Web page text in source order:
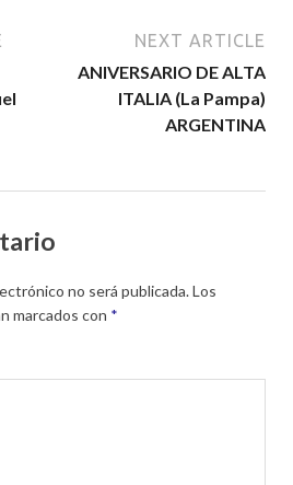
NEXT ARTICLE
ANIVERSARIO DE ALTA
ITALIA (La Pampa)
ARGENTINA
no será publicada.Los
marcados con *